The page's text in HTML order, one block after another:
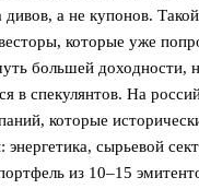
дивов, а не купонов.
которые уже
большей доходности,
в спекулянтов. На
которые
сырьевой
из 10–15